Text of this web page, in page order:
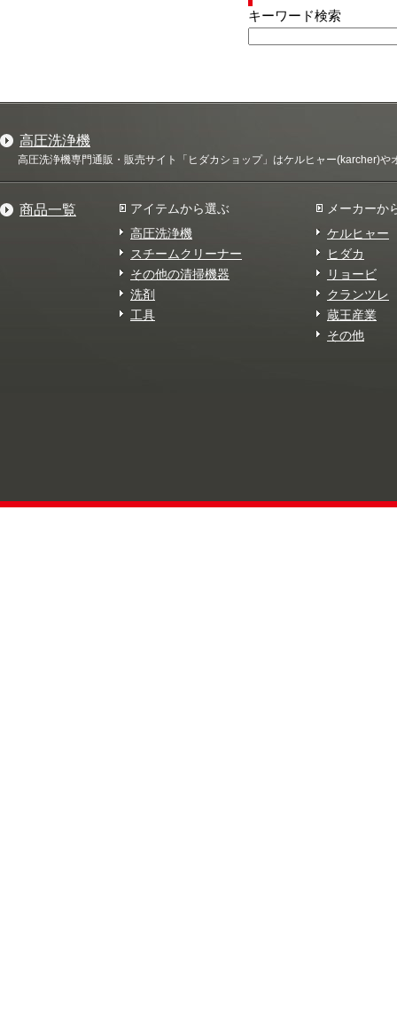
キーワード検索
高圧洗浄機
高圧洗浄機専門通販・販売サイト「ヒダカショップ」はケルヒャー(karcher)
商品一覧
アイテムから選ぶ
高圧洗浄機
スチームクリーナー
その他の清掃機器
洗剤
工具
メーカーか
ケルヒャー
ヒダカ
リョービ
クランツレ
蔵王産業
その他